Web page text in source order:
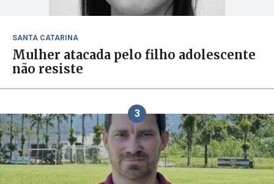
SANTA CATARINA
Mulher atacada pelo filho adolescente
não resiste
3